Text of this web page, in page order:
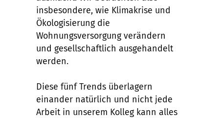
insbesondere, wie Klimakrise und
Ökologisierung die
Wohnungsversorgung verändern
und gesellschaftlich ausgehandelt
werden.
Diese fünf Trends überlagern
einander natürlich und nicht jede
Arbeit in unserem Kolleg kann alles